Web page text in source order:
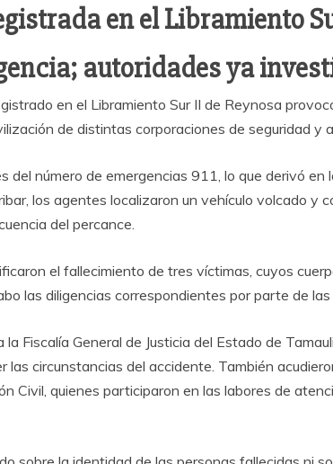
en el Libramiento
autoridades ya
en el Libramiento Sur II de Reynosa
de distintas corporaciones de seguridad y
del número de emergencias 911, lo que derivó en
los agentes localizaron un vehículo volcado y
del percance.
el fallecimiento de tres víctimas, cuyos
las diligencias correspondientes por parte de
Fiscalía General de Justicia del Estado de
las circunstancias del accidente. También
Civil, quienes participaron en las labores de